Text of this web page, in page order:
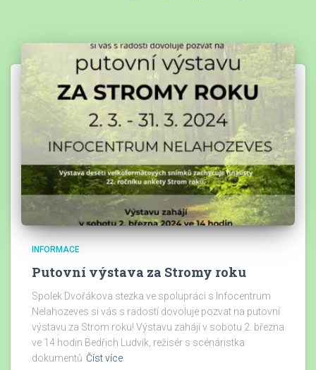
INFORMACE
Putovní výstava za Stromy roku
Spolek Dvořákova stezka ve spolupráci s Infocentrum
Nelahozeves si vás s radostí dovoluje pozvat na putovní
výstavu za Strom roku! Výstavu zahájí v sobotu 2. března
ve 14 hodin Bedřich Ludvík, režisér s scénáristka
dokumentů Číst více